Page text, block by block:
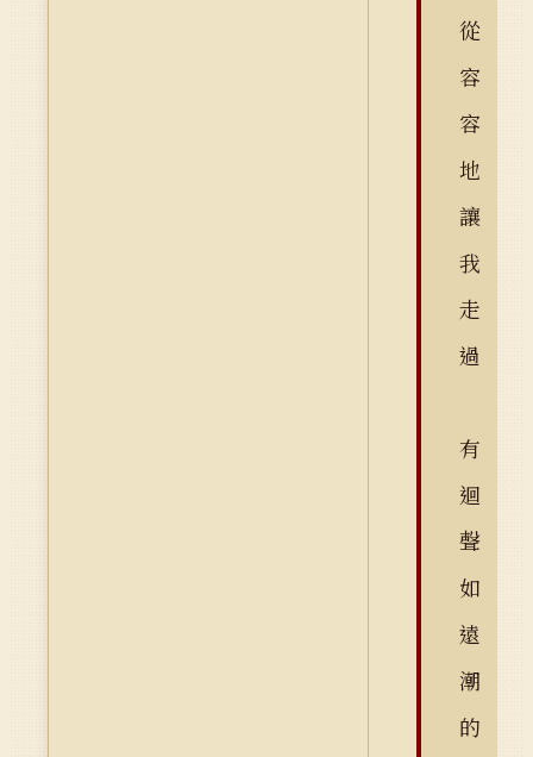
從
容
容
地
讓
我
走
過
有
迴
聲
如
遠
潮
的